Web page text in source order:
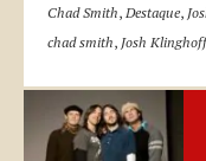
Chad Smith, Destaque,
chad smith, Josh